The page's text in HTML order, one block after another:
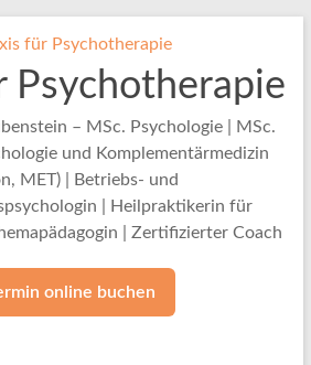
Psychotherapie
– MSc. Psychologie | MSc.
und Komplementärmedizin
MET) | Betriebs- und
| Heilpraktikerin für
| Zertifizierter Coach
online buchen